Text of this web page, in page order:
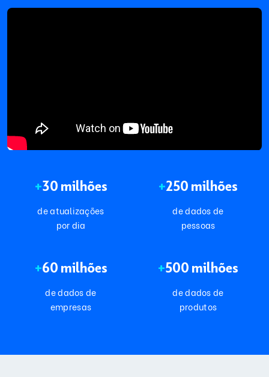
+30 milhões
de atualizações
por dia
+250 milhões
de dados de
pessoas
+60 milhões
de dados de
empresas
+500 milhões
de dados de
produtos